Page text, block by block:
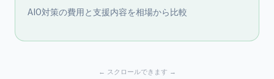
AIO対策の費用と支援内容を相場から比較